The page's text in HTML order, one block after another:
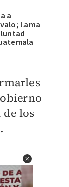
a
llama
los